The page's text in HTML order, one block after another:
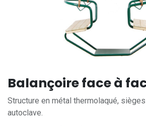
Balançoire face à
Structure en métal thermolaqué,
autoclave.